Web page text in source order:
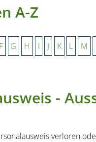
A-Z
F G H I J K L M
-
verloren